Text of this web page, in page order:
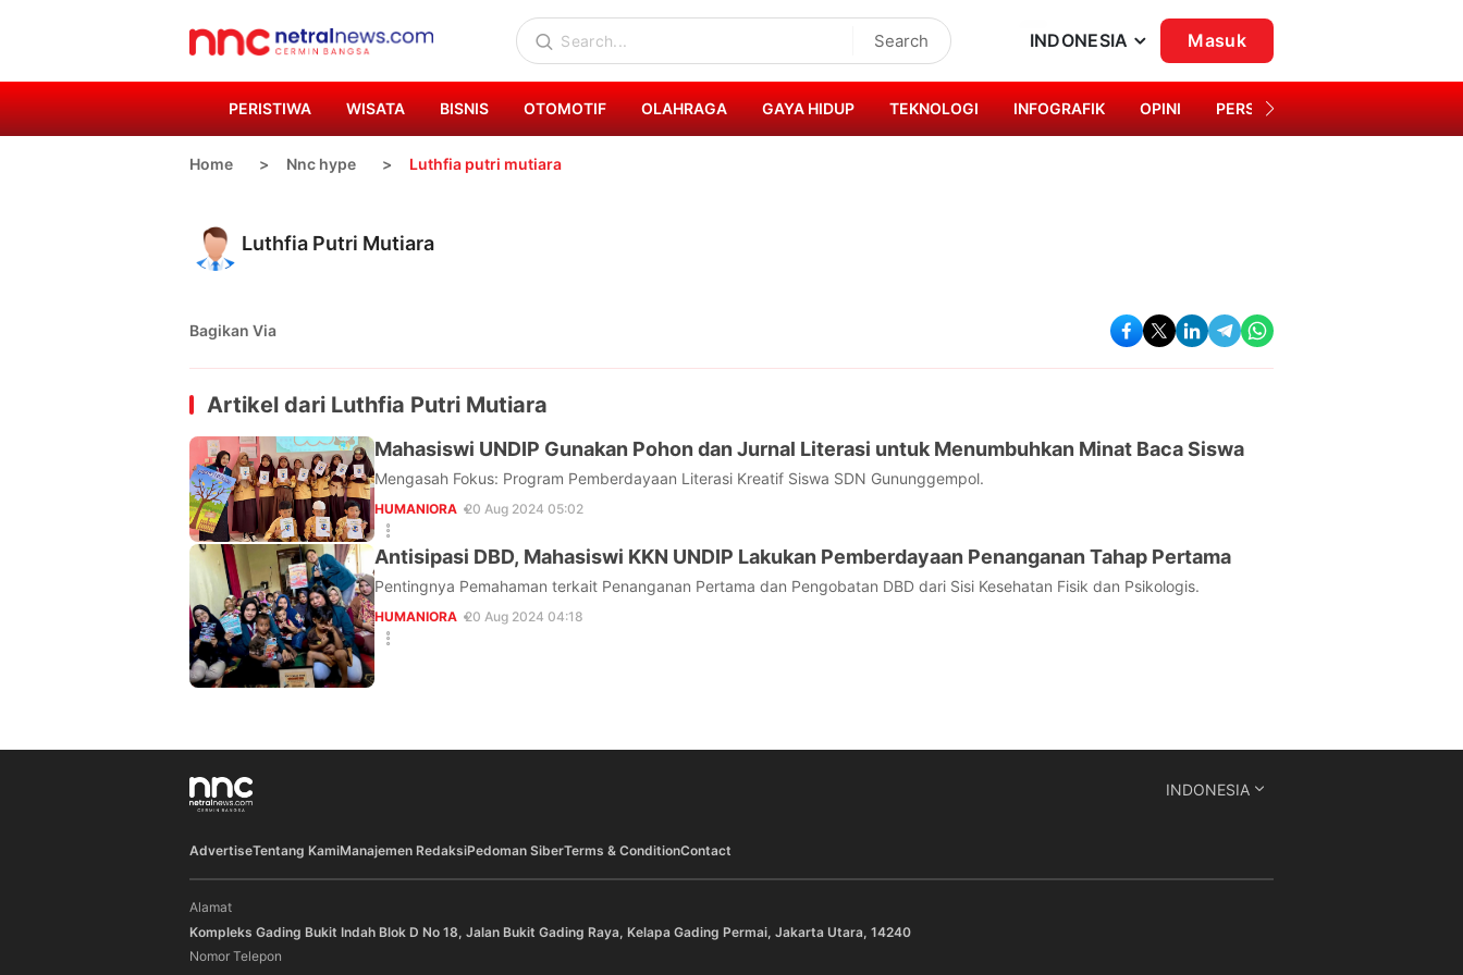
Search INDONESIA Masuk
PERISTIWA WISATA BISNIS OTOMOTIF OLAHRAGA GAYA HIDUP TEKNOLOGI INFOGRAFIK OPINI PERSONA
Home Nnc hype Luthfia putri mutiara
Luthfia Putri Mutiara
Bagikan Via
Artikel dari Luthfia Putri Mutiara
Mahasiswi UNDIP Gunakan Pohon dan Jurnal Literasi untuk Menumbuhkan Minat Baca Siswa
Mengasah Fokus: Program Pemberdayaan Literasi Kreatif Siswa SDN Gununggempol.
HUMANIORA 20 Aug 2024 05:02
Antisipasi DBD, Mahasiswi KKN UNDIP Lakukan Pemberdayaan Penanganan Tahap Pertama
Pentingnya Pemahaman terkait Penanganan Pertama dan Pengobatan DBD dari Sisi Kesehatan Fisik dan Psikologis.
HUMANIORA 20 Aug 2024 04:18
INDONESIA
AdvertiseTentang KamiManajemen RedaksiPedoman SiberTerms & ConditionContact
Alamat
Kompleks Gading Bukit Indah Blok D No 18, Jalan Bukit Gading Raya, Kelapa Gading Permai, Jakarta Utara, 14240
Nomor Telepon